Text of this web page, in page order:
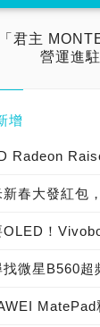
「君主
營運進
增